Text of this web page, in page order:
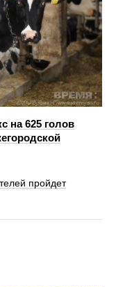
на 625 голов
пройдет